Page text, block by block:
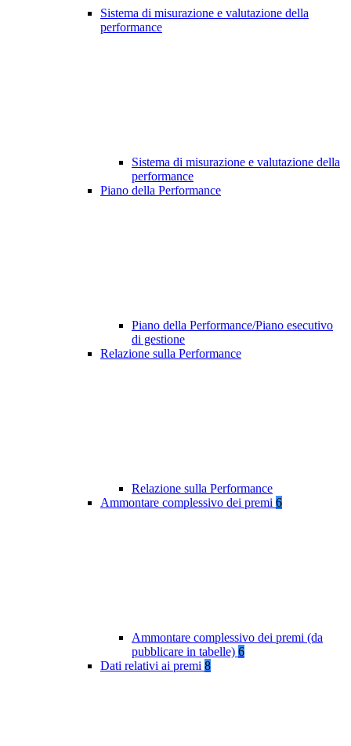
Sistema di misurazione e valutazione della
performance
Sistema di misurazione e valutazione della
performance
Piano della Performance
Piano della Performance/Piano esecutivo
di gestione
Relazione sulla Performance
Relazione sulla Performance
Ammontare complessivo dei premi 6
Ammontare complessivo dei premi (da
pubblicare in tabelle) 6
Dati relativi ai premi 8